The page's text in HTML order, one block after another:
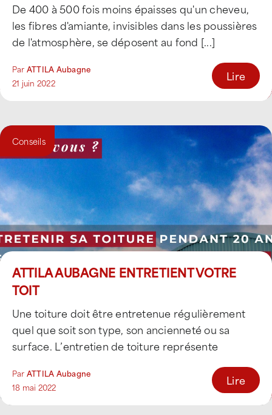
De 400 à 500 fois moins épaisses qu'un cheveu,
les fibres d'amiante, invisibles dans les poussières
de l'atmosphère, se déposent au fond [...]
Par ATTILA Aubagne
21 juin 2022
Lire
Conseils
ATTILA AUBAGNE ENTRETIENT VOTRE
TOIT
Une toiture doit être entretenue régulièrement
quel que soit son type, son ancienneté ou sa
surface. L’entretien de toiture représente
Par ATTILA Aubagne
18 mai 2022
Lire